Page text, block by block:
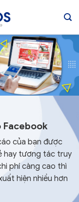
Facebook
của bạn được
hay tương tác truy
phí càng cao thì
hiện nhiều hơn